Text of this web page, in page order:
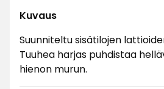
Kuvaus
Suunniteltu sisätilojen
Tuuhea harjas puhdistaa
hienon murun.